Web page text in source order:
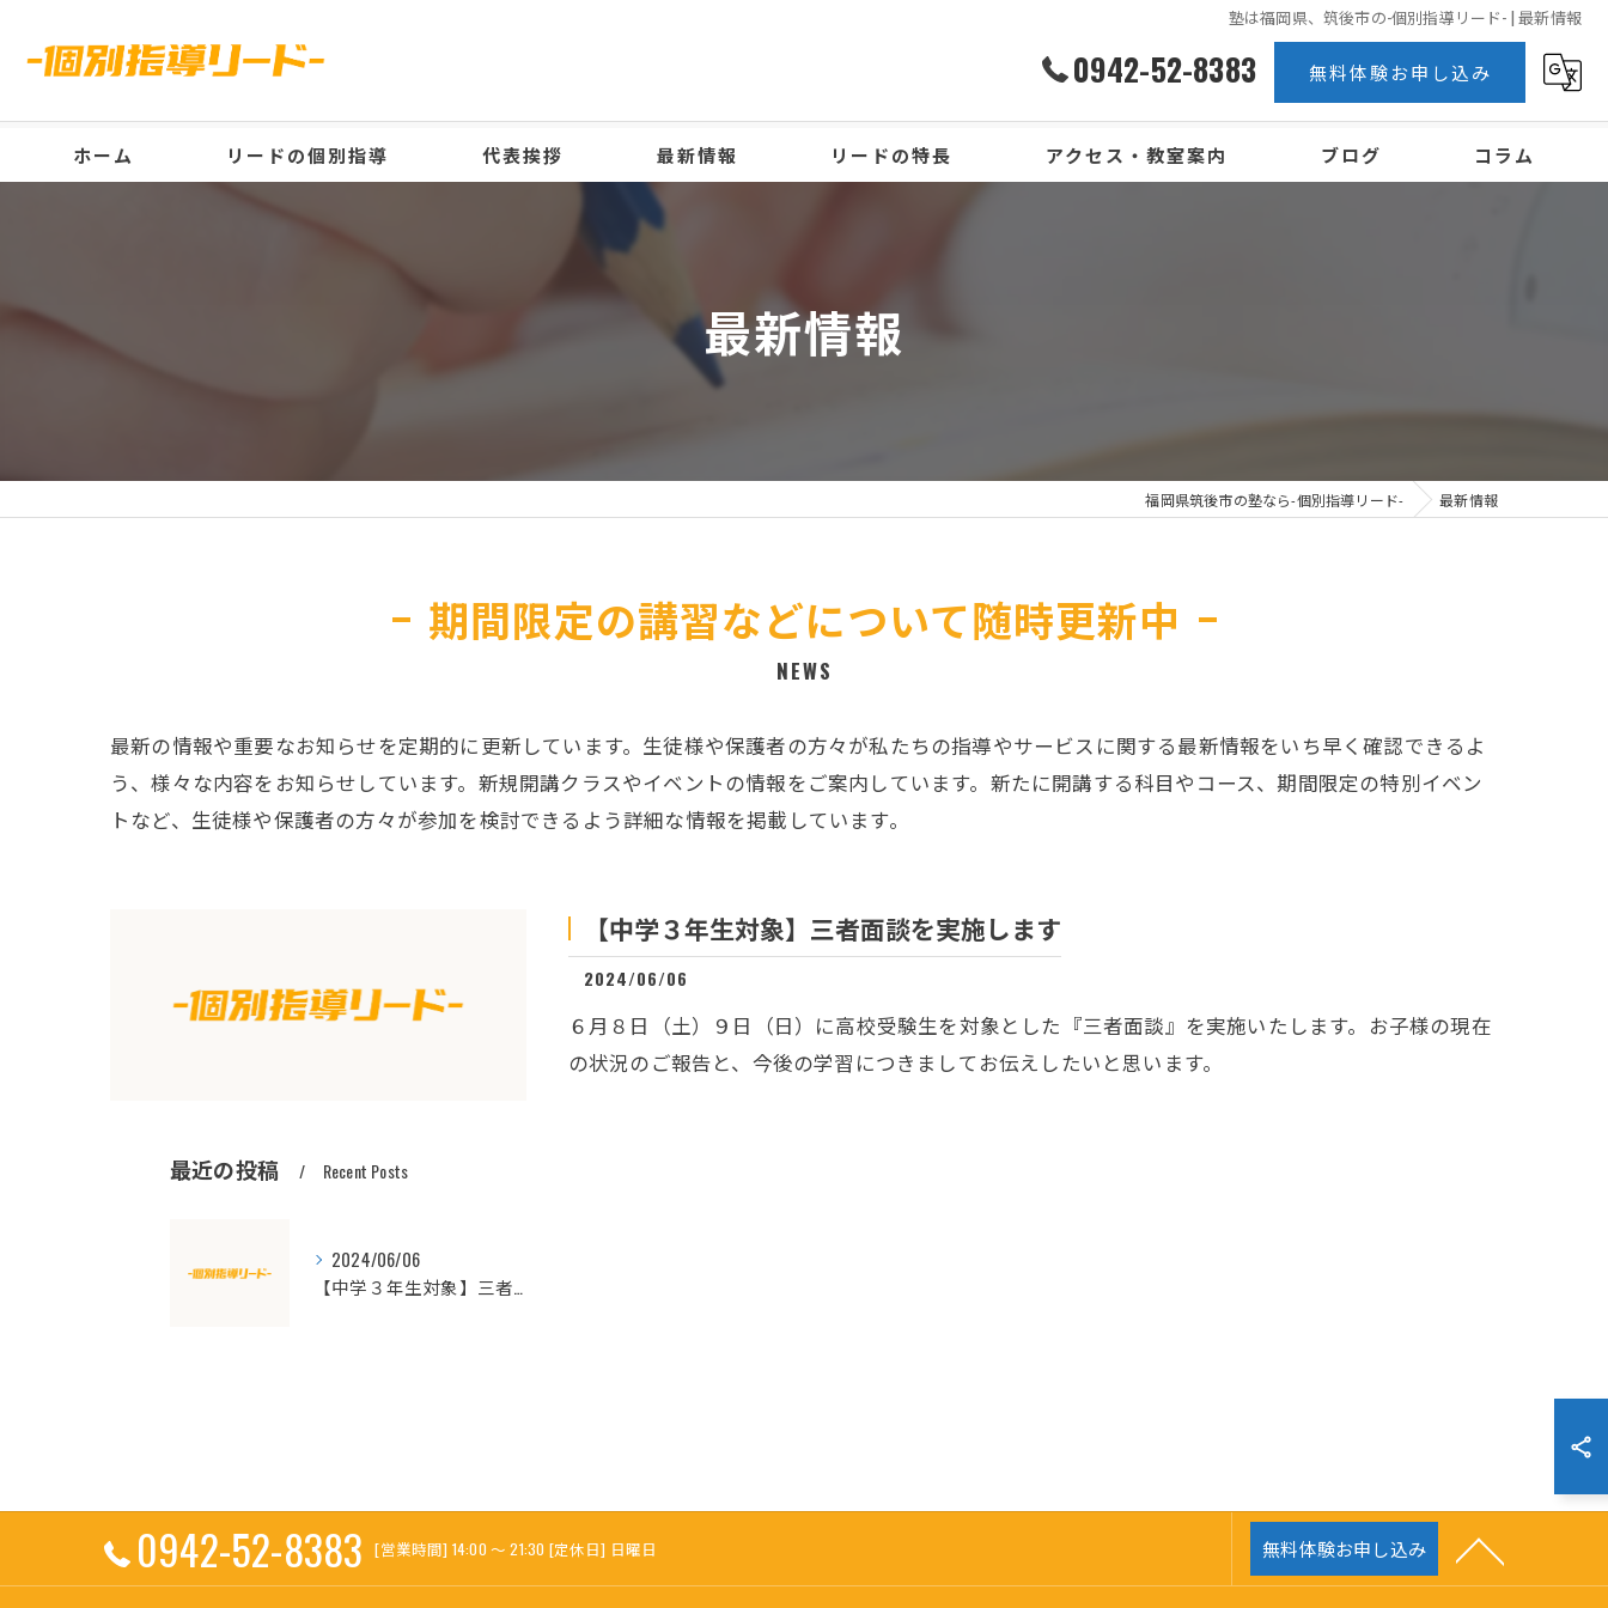
塾は福岡県、筑後市の-個別指導リード- | 最新情報
0942-52-8383 無料体験お申し込み
ホーム リードの個別指導 代表挨拶 最新情報 リードの特長
高校生
アクセス・教室案内 ブログ コラム
最新情報
福岡県筑後市の塾なら-個別指導リード- 最新情報
期間限定の講習などについて随時更新中
NEWS
最新の情報や重要なお知らせを定期的に更新しています。生徒様や保護者の方々が私たちの指導やサービスに関する最新情報をいち早く確認できるよ
う、様々な内容をお知らせしています。新規開講クラスやイベントの情報をご案内しています。新たに開講する科目やコース、期間限定の特別イベン
トなど、生徒様や保護者の方々が参加を検討できるよう詳細な情報を掲載しています。
【中学３年生対象】三者面談を実施します
2024/06/06
６月８日（土）９日（日）に高校受験生を対象とした『三者面談』を実施いたします。お子様の現在
の状況のご報告と、今後の学習につきましてお伝えしたいと思います。
最近の投稿 Recent Posts
2024/06/06
【中学３年生対象】三者面談を実施します
0942-52-8383 [営業時間] 14:00 ～ 21:30 [定休日] 日曜日 無料体験お申し込み